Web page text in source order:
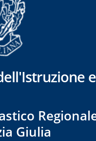
Giulia